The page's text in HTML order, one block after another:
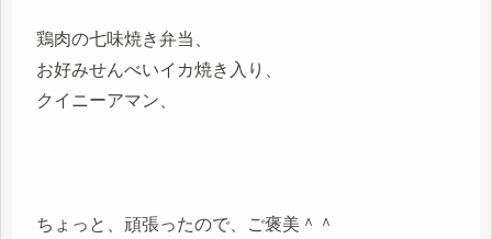
鶏肉の七味焼き弁当、
お好みせんべいイカ焼き入り、
クイニーアマン、
ちょっと、頑張ったので、ご褒美＾＾